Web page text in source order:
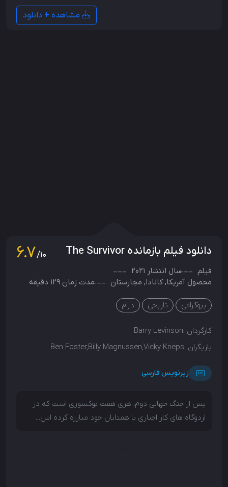
مشاهده + دانلود
دانلود فیلم بازمانده The Survivor 6.7/10
فیلم سال انتشار 2021
محصول آمریکا, کانادا, مجارستان مدت زمان 129 دقیقه
بیوگرافی تاریخی درام
کارگردان :Barry Levinson
بازیگران :Ben Foster,Billy Magnussen,Vicky Krieps
زیرنویس فارسی
پس از جنگ جهانی دوم، هری هفت بوکسوری است که در
اردوگاه های کار اجباری با همتایان خود مبارزه کرده اس...